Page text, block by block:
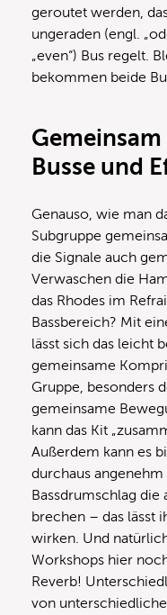
geroutet werden,
ungeraden (engl.
„even“) Bus regelt.
bekommen beide
Busse und
Genauso, wie man
Subgruppe
die Signale auch
Verwaschen die
das Rhodes im
Bassbereich? Mit
lässt sich das leicht
gemeinsame
Gruppe, besonders
gemeinsame
kann das Kit
Außerdem kann es
durchaus
Bassdrumschlag die
brechen – das lässt
wirken. Und
Workshops hier
Reverb!
von